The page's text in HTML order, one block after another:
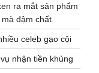
ra mắt sản phẩm
đậm chất
celeb gạo cội
nhận tiền khủng